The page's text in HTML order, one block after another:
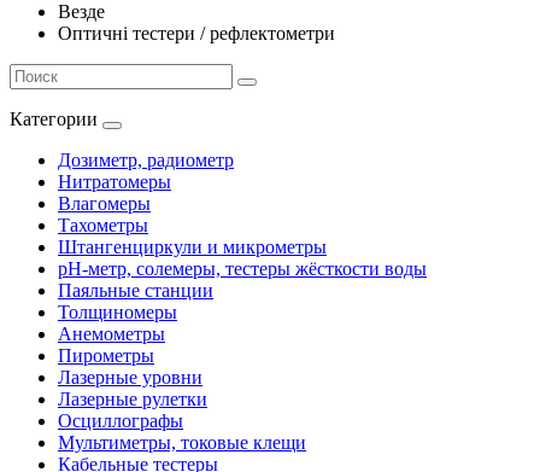
Везде
Оптичні тестери / рефлектометри
Категории
Дозиметр, радиометр
Нитратомеры
Влагомеры
Тахометры
Штангенциркули и микрометры
pH-метр, солемеры, тестеры жёсткости воды
Паяльные станции
Толщиномеры
Анемометры
Пирометры
Лазерные уровни
Лазерные рулетки
Осциллографы
Мультиметры, токовые клещи
Кабельные тестеры